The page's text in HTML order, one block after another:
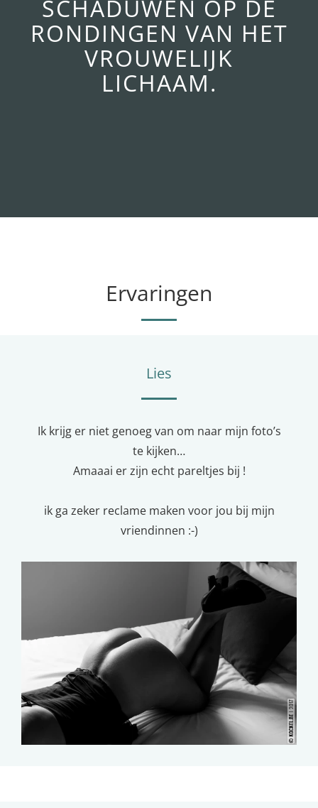
SCHADUWEN OP DE
RONDINGEN VAN HET
VROUWELIJK
LICHAAM.
Ervaringen
Lies
Ik krijg er niet genoeg van om naar mijn foto’s
te kijken…
Amaaai er zijn echt pareltjes bij !
ik ga zeker reclame maken voor jou bij mijn
vriendinnen :-)